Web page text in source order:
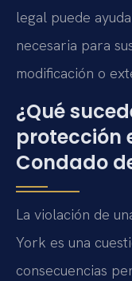
legal puede
necesaria para
modificación o
¿Qué
protección
Condado
La violación de
York es una
consecuencias